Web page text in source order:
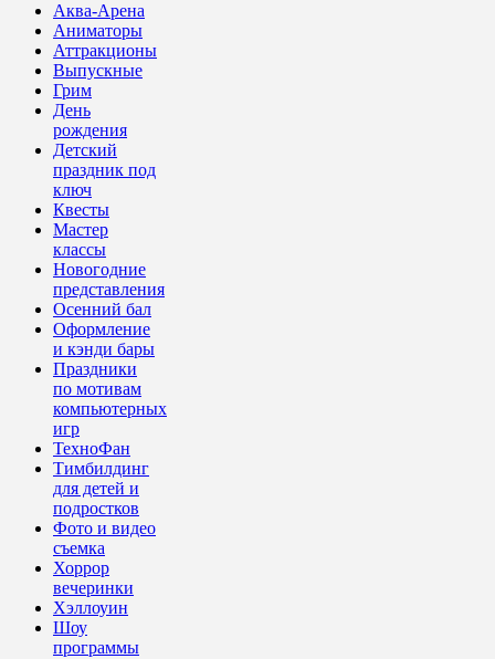
Аква-Арена
Аниматоры
Аттракционы
Выпускные
Грим
День
рождения
Детский
праздник под
ключ
Квесты
Мастер
классы
Новогодние
представления
Осенний бал
Оформление
и кэнди бары
Праздники
по мотивам
компьютерных
игр
ТехноФан
Тимбилдинг
для детей и
подростков
Фото и видео
съемка
Хоррор
вечеринки
Хэллоуин
Шоу
программы